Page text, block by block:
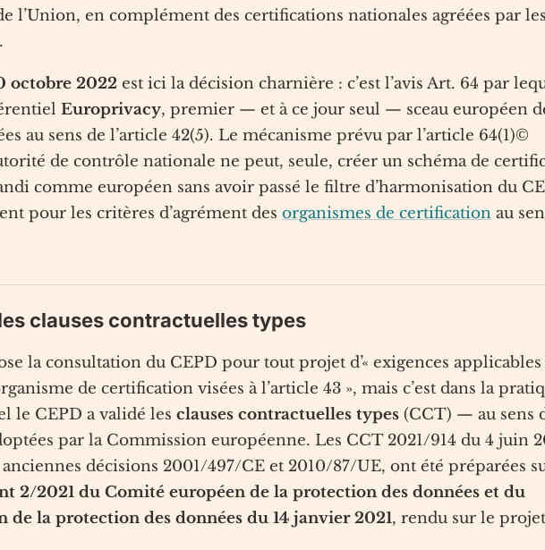
l’Union, en complément des certifications nationales agréées par les
octobre 2022 est ici la décision charnière : c’est l’avis Art. 64 par
Europrivacy, premier — et à ce jour seul — sceau européen
au sens de l’article 42(5). Le mécanisme prévu par l’article 64(1)©
de contrôle nationale ne peut, seule, créer un schéma de
comme européen sans avoir passé le filtre d’harmonisation du
pour les critères d’agrément des organismes de certification au
clauses contractuelles types
la consultation du CEPD pour tout projet d’« exigences applicables
de certification visées à l’article 43 », mais c’est dans la
le CEPD a validé les clauses contractuelles types (CCT) — au sens
par la Commission européenne. Les CCT 2021/914 du 4 juin
décisions 2001/497/CE et 2010/87/UE, ont été préparées
2/2021 du Comité européen de la protection des données et du
de la protection des données du 14 janvier 2021, rendu sur le